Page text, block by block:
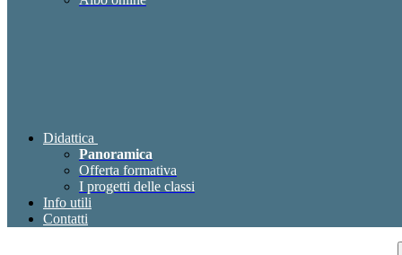
Didattica
Panoramica
Offerta formativa
I progetti delle classi
Info utili
Contatti